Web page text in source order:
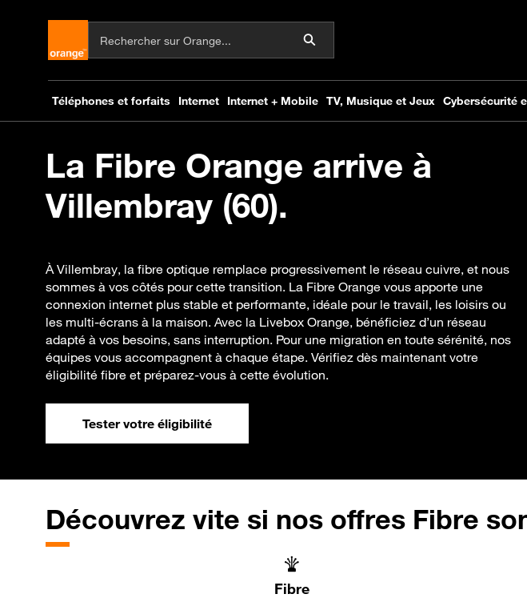
La Fibre Orange arrive à
Villembray (60).
À Villembray, la fibre optique remplace progressivement le réseau cuivre, et nous
sommes à vos côtés pour cette transition. La Fibre Orange vous apporte une
connexion internet plus stable et performante, idéale pour le travail, les loisirs ou
les multi-écrans à la maison. Avec la Livebox Orange, bénéficiez d’un réseau
adapté à vos besoins, sans interruption. Pour une migration en toute sérénité, nos
équipes vous accompagnent à chaque étape. Vérifiez dès maintenant votre
éligibilité fibre et préparez-vous à cette évolution.
Tester votre éligibilité
Découvrez vite si nos offres Fibre
Fibre